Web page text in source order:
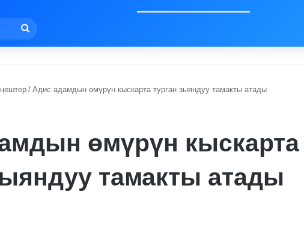
/ Адис адамдын өмүрүн кыскарта турган зыяндуу тамакты атады
өмүрүн кыскарта
тамакты атады